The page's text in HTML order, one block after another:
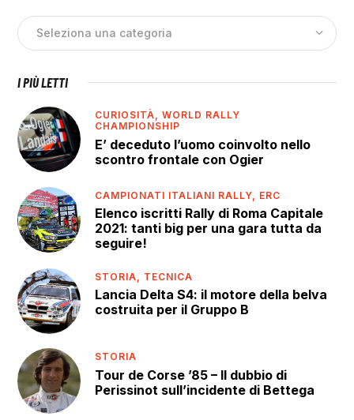
I PIÙ LETTI
CURIOSITÀ,WORLD RALLY
CHAMPIONSHIP
E’ deceduto l’uomo coinvolto nello
scontro frontale con Ogier
CAMPIONATI ITALIANI RALLY, ERC
Elenco iscritti Rally di Roma Capitale
2021: tanti big per una gara tutta da
seguire!
STORIA, TECNICA
Lancia Delta S4: il motore della belva
costruita per il Gruppo B
STORIA
Tour de Corse ’85 – Il dubbio di
Perissinot sull’incidente di Bettega